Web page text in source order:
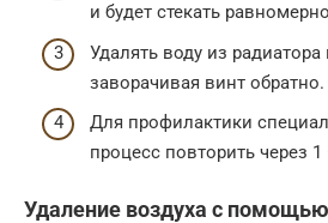
и будет стекать
Удалять воду из
заворачивая винт обратно.
Для профилактики
процесс повторить через 1
Удаление воздуха с